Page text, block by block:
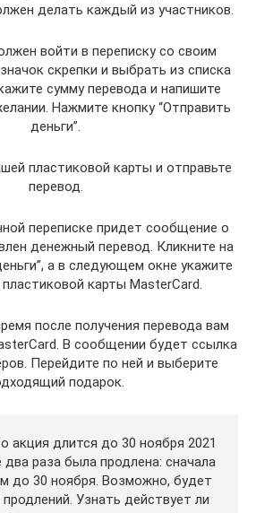
делать каждый из участников.
войти в переписку со своим
скрепки и выбрать из списка
сумму перевода и напишите
Нажмите кнопку “Отправить
деньги”.
пластиковой карты и отправьте
перевод.
переписке придет сообщение о
денежный перевод. Кликните на
а в следующем окне укажите
карты MasterCard.
после получения перевода вам
В сообщении будет ссылка
Перейдите по ней и выберите
подарок.
акция длится до 30 ноября 2021
раза была продлена: сначала
до 30 ноября. Возможно, будет
Узнать действует ли